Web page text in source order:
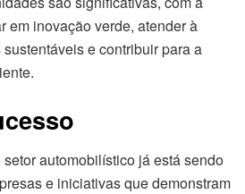
em inovação verde, atender à
e contribuir para a
automobilístico já está sendo
e iniciativas que demonstram